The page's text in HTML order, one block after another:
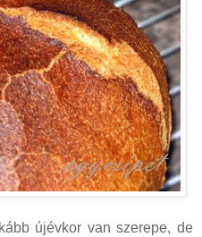
újévkor van szerepe, de